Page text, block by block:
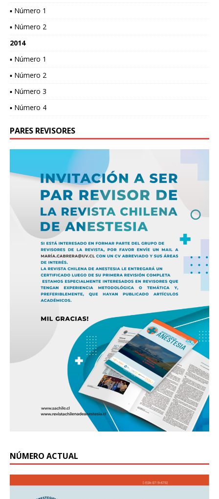
▪ Número 1
▪ Número 2
2014
▪ Número 1
▪ Número 2
▪ Número 3
▪ Número 4
PARES REVISORES
NÚMERO ACTUAL